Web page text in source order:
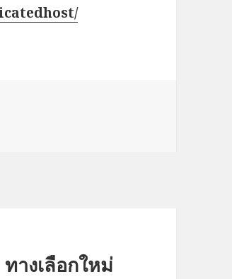
างเลือกใหม่